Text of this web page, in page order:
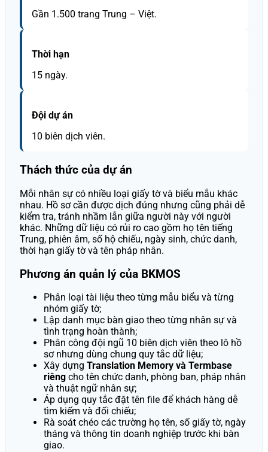
Gần 1.500 trang Trung – Việt.
Thời hạn
15 ngày.
Đội dự án
10 biên dịch viên.
Thách thức của dự án
Mỗi nhân sự có nhiều loại giấy tờ và biểu mẫu khác
nhau. Hồ sơ cần được dịch đúng nhưng cũng phải dễ
kiểm tra, tránh nhầm lẫn giữa người này với người
khác. Những dữ liệu có rủi ro cao gồm họ tên tiếng
Trung, phiên âm, số hộ chiếu, ngày sinh, chức danh,
thời hạn giấy tờ và tên pháp nhân.
Phương án quản lý của BKMOS
Phân loại tài liệu theo từng mẫu biểu và từng
nhóm giấy tờ;
Lập danh mục bàn giao theo từng nhân sự và
tình trạng hoàn thành;
Phân công đội ngũ 10 biên dịch viên theo lô hồ
sơ nhưng dùng chung quy tắc dữ liệu;
Xây dựng Translation Memory và Termbase
riêng cho tên chức danh, phòng ban, pháp nhân
và thuật ngữ nhân sự;
Áp dụng quy tắc đặt tên file để khách hàng dễ
tìm kiếm và đối chiếu;
Rà soát chéo các trường họ tên, số giấy tờ, ngày
tháng và thông tin doanh nghiệp trước khi bàn
giao.